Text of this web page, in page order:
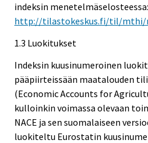
indeksin menetelmäselosteessa:
http://tilastokeskus.fi/til/mthi/
1.3 Luokitukset
Indeksin kuusinumeroinen
pääpiirteissään maatalouden
(Economic Accounts for
kulloinkin voimassa olevaan
NACE ja sen suomalaiseen
luokiteltu Eurostatin